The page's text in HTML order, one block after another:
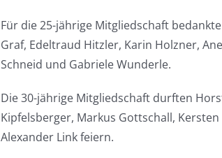
Für die 25-jährige Mitgliedschaft
Graf, Edeltraud Hitzler, Karin Holzner,
Schneid und Gabriele Wunderle.
Die 30-jährige Mitgliedschaft durften
Kipfelsberger, Markus Gottschall,
Alexander Link feiern.